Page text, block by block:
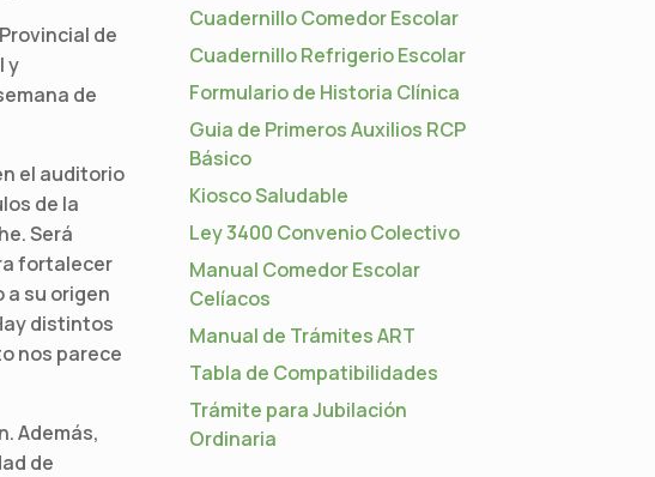
de
y
de
el auditorio
de la
Será
fortalecer
a su origen
distintos
nos parece
Además,
de
Cuadernillo Comedor Escolar
Cuadernillo Refrigerio Escolar
Formulario de Historia Clínica
Guia de Primeros Auxilios RCP
Básico
Kiosco Saludable
Ley 3400 Convenio Colectivo
Manual Comedor Escolar
Celíacos
Manual de Trámites ART
Tabla de Compatibilidades
Trámite para Jubilación
Ordinaria